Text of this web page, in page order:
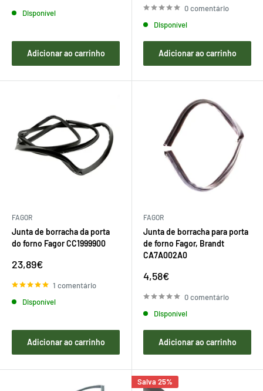
Disponível
Adicionar ao carrinho
venda
0 comentário
Disponível
Adicionar ao carrinho
FAGOR
Junta de borracha da porta
do forno Fagor CC1999900
Preço
venda
23,89€
1 comentário
Disponível
Adicionar ao carrinho
FAGOR
Junta de borracha para porta
de forno Fagor, Brandt
CA7A002A0
Preço
venda
4,58€
0 comentário
Disponível
Adicionar ao carrinho
Salva 25%